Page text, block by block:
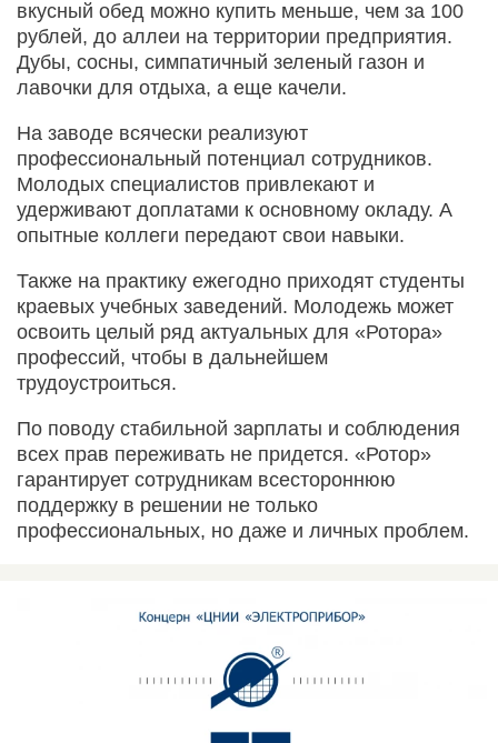
вкусный обед можно купить меньше, чем за 100
рублей, до аллеи на территории предприятия.
Дубы, сосны, симпатичный зеленый газон и
лавочки для отдыха, а еще качели.
На заводе всячески реализуют
профессиональный потенциал сотрудников.
Молодых специалистов привлекают и
удерживают доплатами к основному окладу. А
опытные коллеги передают свои навыки.
Также на практику ежегодно приходят студенты
краевых учебных заведений. Молодежь может
освоить целый ряд актуальных для «Ротора»
профессий, чтобы в дальнейшем
трудоустроиться.
По поводу стабильной зарплаты и соблюдения
всех прав переживать не придется. «Ротор»
гарантирует сотрудникам всестороннюю
поддержку в решении не только
профессиональных, но даже и личных проблем.